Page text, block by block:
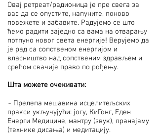
Овај ретреат/радионица је пре свега за
вас да се опустите, напуните, поново
повежете и забавите. Радујемо се што
ћемо радити заједно са вама на отварању
потпуно новог света енергије! Верујемо да
је рад са сопственом енергијом и
власништво над сопственим здрављем и
срећом свачије право по рођењу.
Шта можете очекивати:
~ Прелепа мешавина исцелитељских
пракси укључујући: јогу, КиГонг, Еден
Енерги Медицине, мантру (звук), пранајаму
(технике дисања) и медитацију.